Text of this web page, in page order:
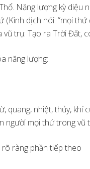
Năng lượng kỳ diệu
dịch nói: “mọi
trụ: Tạo ra Trời Đất,
năng lượng:
quang, nhiệt, thủy,
người mọi thứ trong vũ
rõ ràng phần tiếp theo